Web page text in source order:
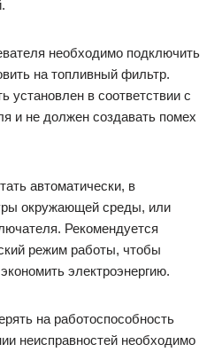
необходимо подключить
на топливный фильтр.
установлен в соответствии с
и не должен создавать помех
автоматически, в
окружающей среды, или
Рекомендуется
режим работы, чтобы
электроэнергию.
на работоспособность
неисправностей необходимо